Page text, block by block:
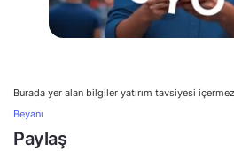
Burada yer alan bilgiler yatırım tavsiyesi
Beyanı
Paylaş